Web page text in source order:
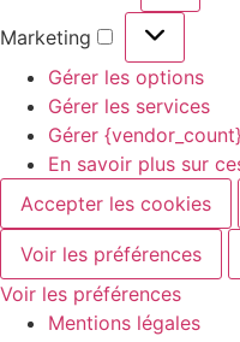
Marketing
Gérer les options
Gérer les services
Gérer
En savoir plus sur
Accepter les cookies
Voir les préférences
Voir les préférences
Mentions légales